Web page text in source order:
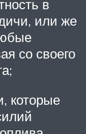
в
или же
со своего
которые